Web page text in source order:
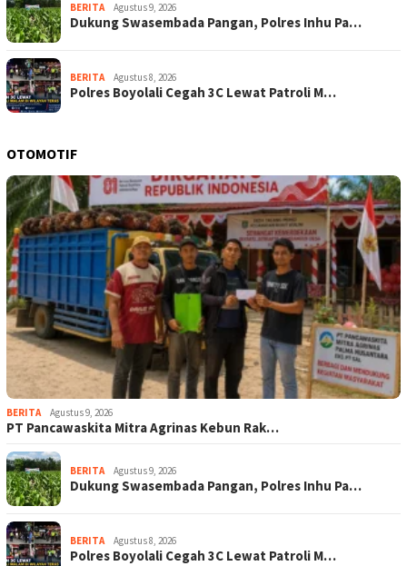
BERITA Agustus 9, 2026
Dukung Swasembada Pangan, Polres Inhu Pa…
BERITA Agustus 8, 2026
Polres Boyolali Cegah 3C Lewat Patroli M…
OTOMOTIF
BERITA Agustus 9, 2026
‎PT Pancawaskita Mitra Agrinas Kebun Rak…
BERITA Agustus 9, 2026
Dukung Swasembada Pangan, Polres Inhu Pa…
BERITA Agustus 8, 2026
Polres Boyolali Cegah 3C Lewat Patroli M…